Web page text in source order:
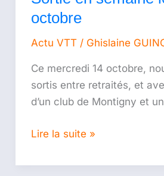
octobre
Actu VTT/ Ghislaine
Ce mercredi 14 octobre,
sortis entre retraités, et
d’un club de Montigny et
Lire la suite »